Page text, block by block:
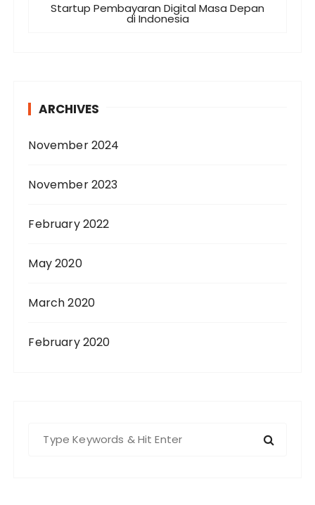
Startup Pembayaran Digital Masa Depan
di Indonesia
ARCHIVES
November 2024
November 2023
February 2022
May 2020
March 2020
February 2020